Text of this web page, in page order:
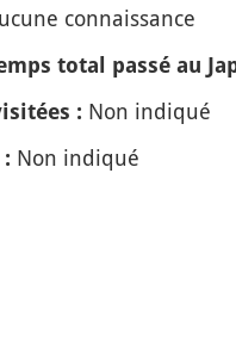
connaissance
total passé au
: Non indiqué
Non indiqué